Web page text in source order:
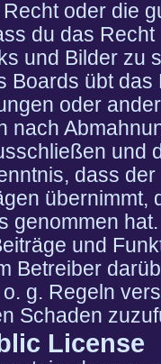
oder die
du das
und Bilder zu
Boards übt
oder
nach
und
dass
übernimmt,
genommen
und
Betreiber
g. Regeln
Schaden
License